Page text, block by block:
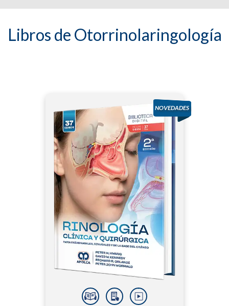
Libros de Otorrinolaringología